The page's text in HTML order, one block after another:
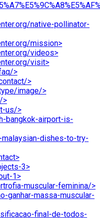
native-pollinator-
mission>
videos>
visit>
>
>
image/>
>
us/>
bangkok-airport-is-
dishes-to-try-
3>
1>
muscular-feminina/>
ganhar-massa-muscular-
final-de-todos-